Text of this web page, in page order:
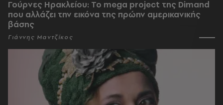
Γούρνες Ηρακλείου: To mega project της Dimand
που αλλάζει την εικόνα της πρώην αμερικανικής
βάσης
Γιάννης Μαντζίκος